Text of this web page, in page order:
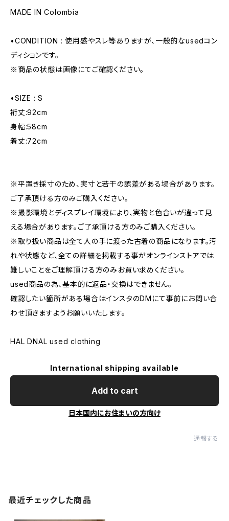
MADE IN Colombia
•CONDITION : 使用感やスレ等ありますが、一般的なusedコン
ディションです。
※商品の状態は画像にてご確認ください。
•SIZE : S
裄丈:92cm
身幅:58cm
着丈:72cm
※平置き採寸のため、実寸と若干の誤差がある場合があります。
ご了承頂ける方のみご購入ください。
※撮影環境とディスプレイ環境により、実物と色合いが違って見
える場合があります。ご了承頂ける方のみご購入ください。
※取り扱い商品は全て人の手に渡った古着の商品になります。汚
れや状態など、全ての詳細を掲載する事がオンラインストアでは
難しいことをご理解頂ける方のみお買い求めください。
used商品の為、基本的に返品・交換はできません。
確認したい箇所がある場合はインスタのDMにて事前にお問い合
わせ頂きますようお願いいたします。
HAL DNAL used clothing
International shipping available
Add to cart
日本国内にお住まいの方向け
通報する
最近チェックした商品